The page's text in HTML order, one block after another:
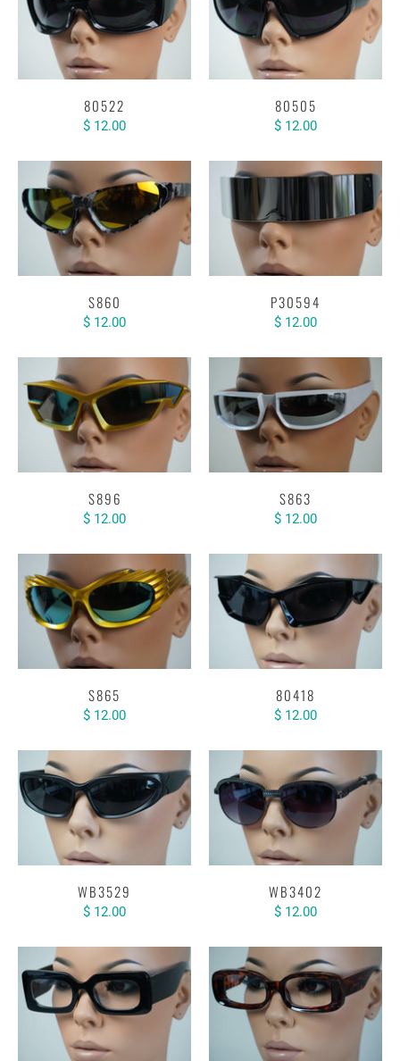
80522
$ 12.00
80505
$ 12.00
S860
$ 12.00
P30594
$ 12.00
S896
$ 12.00
S863
$ 12.00
S865
$ 12.00
80418
$ 12.00
WB3529
$ 12.00
WB3402
$ 12.00